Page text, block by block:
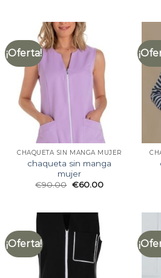
¡Oferta!
CHAQUETA SIN MANGA MUJER
chaqueta sin manga
mujer
€90.00 €60.00
¡Oferta!